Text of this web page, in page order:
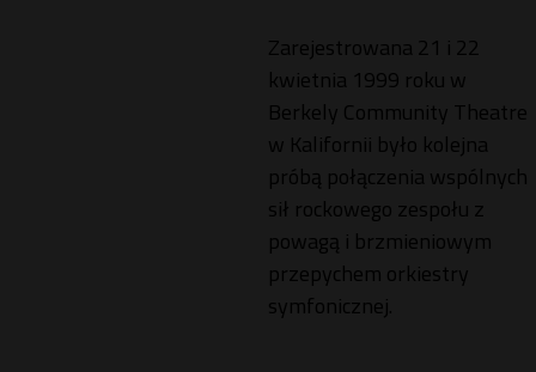
Zarejestrowana 21 i 22
kwietnia 1999 roku w
Berkely Community Theatre
w Kalifornii było kolejna
próbą połączenia wspólnych
sił rockowego zespołu z
powagą i brzmieniowym
przepychem orkiestry
symfonicznej.